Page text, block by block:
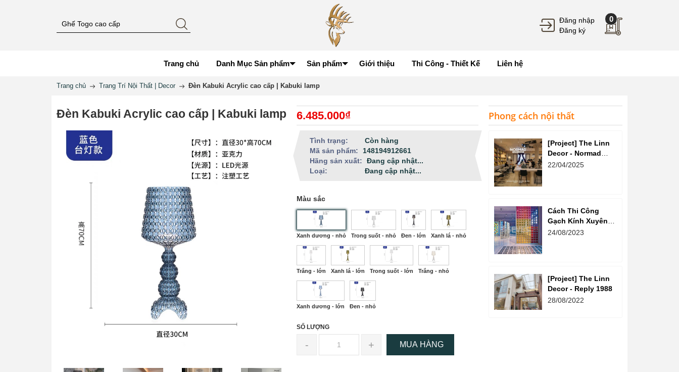
Đăng nhập
Đăng ký
0
Trang chủ Danh Mục Sản phẩm Sản phẩm Giới thiệu Thi Công - Thiết Kế Liên hệ
Trang chủ Trang Trí Nội Thất | Decor Đèn Kabuki Acrylic cao cấp | Kabuki lamp
Đèn Kabuki Acrylic cao cấp | Kabuki lamp 6.485.000₫
Tình trạng:
Còn hàng
Mã sản phẩm:
148194912661
Hãng sản xuất:
Đang cập nhật...
Loại:
Đang cập nhật...
Màu sắc
Xanh dương - nhỏ Trong suốt - nhỏ Đen - lớn Xanh lá - nhỏ
Trắng - lớn Xanh lá - lớn Trong suốt - lớn Trắng - nhỏ
Xanh dương - lớn Đen - nhỏ
SỐ LƯỢNG
- + MUA HÀNG
Phong cách nội thất
[Project] The Linn
Decor - Normad
Coffee
22/04/2025
Cách Thi Công
Gạch Kính Xuyên
Sáng - The Linn
24/08/2023
[Project] The Linn
Decor - Reply 1988
28/08/2022